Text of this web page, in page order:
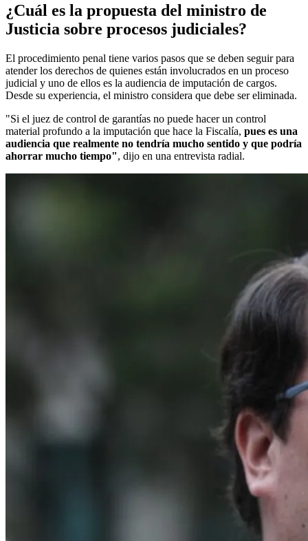
¿Cuál es la propuesta del ministro de
Justicia sobre procesos judiciales?
El procedimiento penal tiene varios pasos que se deben seguir para
atender los derechos de quienes están involucrados en un proceso
judicial y uno de ellos es la audiencia de imputación de cargos.
Desde su experiencia, el ministro considera que debe ser eliminada.
"Si el juez de control de garantías no puede hacer un control
material profundo a la imputación que hace la Fiscalía, pues es una
audiencia que realmente no tendría mucho sentido y que podría
ahorrar mucho tiempo", dijo en una entrevista radial.